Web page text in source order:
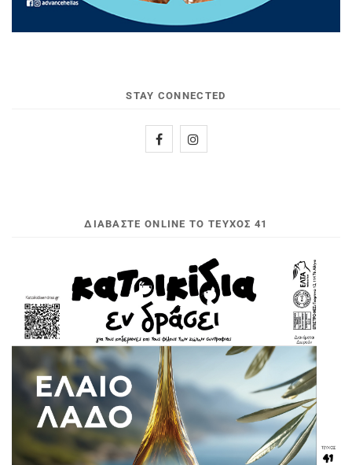
STAY CONNECTED
ΔΙΑΒΆΣΤΕ ONLINE ΤΟ ΤΕΎΧΟΣ 41